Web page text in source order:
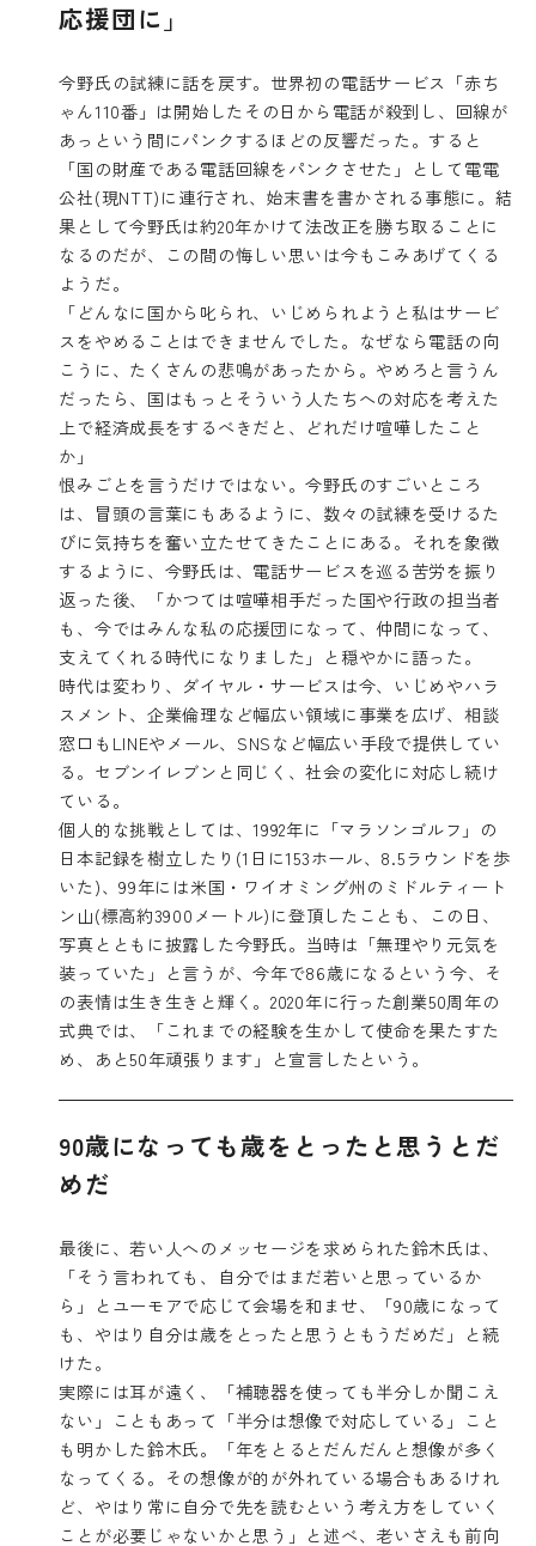
応援団に」
今野氏の試練に話を戻す。世界初の電話サービス「赤ち
ゃん110番」は開始したその日から電話が殺到し、回線が
あっという間にパンクするほどの反響だった。すると
「国の財産である電話回線をパンクさせた」として電電
公社(現NTT)に連行され、始末書を書かされる事態に。結
果として今野氏は約20年かけて法改正を勝ち取ることに
なるのだが、この間の悔しい思いは今もこみあげてくる
ようだ。
「どんなに国から叱られ、いじめられようと私はサービ
スをやめることはできませんでした。なぜなら電話の向
こうに、たくさんの悲鳴があったから。やめろと言うん
だったら、国はもっとそういう人たちへの対応を考えた
上で経済成長をするべきだと、どれだけ喧嘩したこと
か」
恨みごとを言うだけではない。今野氏のすごいところ
は、冒頭の言葉にもあるように、数々の試練を受けるた
びに気持ちを奮い立たせてきたことにある。それを象徴
するように、今野氏は、電話サービスを巡る苦労を振り
返った後、「かつては喧嘩相手だった国や行政の担当者
も、今ではみんな私の応援団になって、仲間になって、
支えてくれる時代になりました」と穏やかに語った。
時代は変わり、ダイヤル・サービスは今、いじめやハラ
スメント、企業倫理など幅広い領域に事業を広げ、相談
窓口もLINEやメール、SNSなど幅広い手段で提供してい
る。セブンイレブンと同じく、社会の変化に対応し続け
ている。
個人的な挑戦としては、1992年に「マラソンゴルフ」の
日本記録を樹立したり(1日に153ホール、8.5ラウンドを歩
いた)、99年には米国・ワイオミング州のミドルティート
ン山(標高約3900メートル)に登頂したことも、この日、
写真とともに披露した今野氏。当時は「無理やり元気を
装っていた」と言うが、今年で86歳になるという今、そ
の表情は生き生きと輝く。2020年に行った創業50周年の
式典では、「これまでの経験を生かして使命を果たすた
め、あと50年頑張ります」と宣言したという。
90歳になっても歳をとったと思うとだ
めだ
最後に、若い人へのメッセージを求められた鈴木氏は、
「そう言われても、自分ではまだ若いと思っているか
ら」とユーモアで応じて会場を和ませ、「90歳になって
も、やはり自分は歳をとったと思うともうだめだ」と続
けた。
実際には耳が遠く、「補聴器を使っても半分しか聞こえ
ない」こともあって「半分は想像で対応している」こと
も明かした鈴木氏。「年をとるとだんだんと想像が多く
なってくる。その想像が的が外れている場合もあるけれ
ど、やはり常に自分で先を読むという考え方をしていく
ことが必要じゃないかと思う」と述べ、老いさえも前向